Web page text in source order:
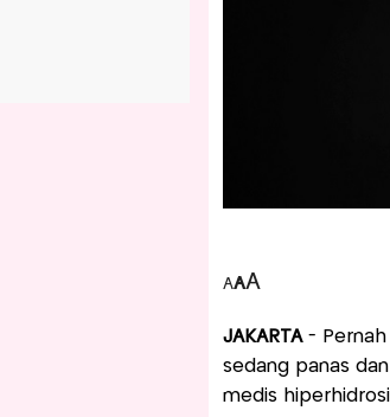
AAA
JAKARTA- Pernah
sedang panas
medis